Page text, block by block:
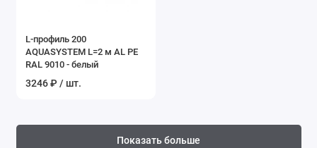
L-профиль 200
AQUASYSTEM L=2 м AL PE
RAL 9010 - белый
3246 ₽ / шт.
Показать больше